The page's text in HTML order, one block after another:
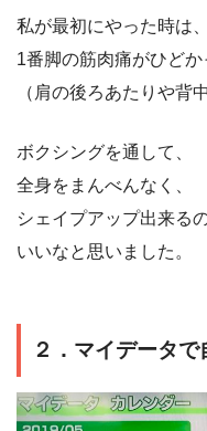
私が最初にやった時は、
1番脚の筋肉痛がひどか
（肩の後ろあたりや背
ボクシングを通して、
全身をまんべんなく、
シェイプアップ出来るの
いいなと思いました。
２．マイデータ